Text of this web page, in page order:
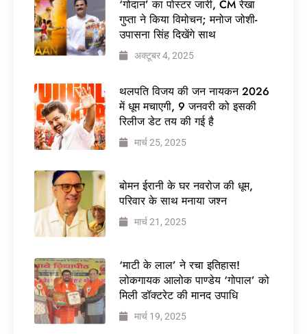
‘गोदान’ का पोस्टर जारी, CM रेखा
गुप्ता ने किया विमोचन; मनोज जोशी-
उपासना सिंह दिखेंगे साथ
अक्टूबर 4, 2025
थलपति विजय की जन नायकन 2026
में धूम मचाएगी, 9 जनवरी को इसकी
रिलीज डेट तय की गई है
मार्च 25, 2025
बोमन ईरानी के घर नवरोज की धूम,
परिवार के साथ मनाया जश्न
मार्च 21, 2025
‘माटी के लाल’ ने रचा इतिहास!
लोकगायक आलोक पाण्डेय ‘गोपाल’ को
मिली डॉक्टरेट की मानद उपाधि
मार्च 19, 2025